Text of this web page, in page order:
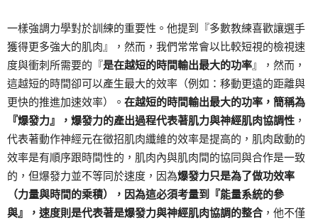
一樣強調力學對於訓練的重要性。他提到『多數教練喜歡讓選手
獲得更多強大的肌肉』，然而，我們常常會以比較短視的檢視速
度與衝刺所需要的『是在越短的時間輸出最大的功率』，然而，
這越短的時間卻可以產生最大的效率（例如：移動更遠的距離與
更快的推進加速效率）。 在越短的時間輸出最大的功率，簡稱為
『爆發力』，爆發力的產出過程代表著肌力與神經肌肉協調性 ，
代表著動作神經元在徵招肌肉纖維的效率是提高的，肌肉啟動的
效率是有順序跟時間性的，肌肉內與肌肉間的協同與合作是一致
的，但爆發力並不等同於速度，因為爆發力只是為了做功效率
（力量與時間的乘積），因為這必須考量到『能量系統的參
與』，速度則是代表著是爆發力與神經肌肉協調的整合 ，他不僅